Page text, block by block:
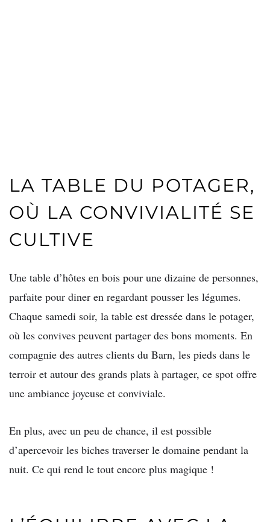
LA TABLE DU POTAGER,
OÙ LA CONVIVIALITÉ SE
CULTIVE
Une table d’hôtes en bois pour une dizaine de personnes,
parfaite pour diner en regardant pousser les légumes.
Chaque samedi soir, la table est dressée dans le potager,
où les convives peuvent partager des bons moments. En
compagnie des autres clients du Barn, les pieds dans le
terroir et autour des grands plats à partager, ce spot offre
une ambiance joyeuse et conviviale.
En plus, avec un peu de chance, il est possible
d’apercevoir les biches traverser le domaine pendant la
nuit. Ce qui rend le tout encore plus magique !